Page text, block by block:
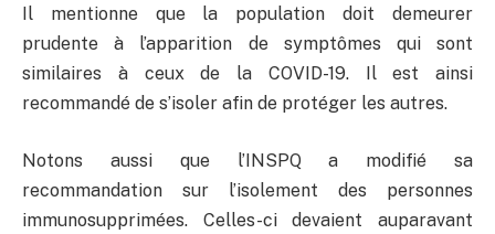
Il mentionne que la population doit demeurer
prudente à l’apparition de symptômes qui sont
similaires à ceux de la COVID-19. Il est ainsi
recommandé de s’isoler afin de protéger les autres.
Notons aussi que l’INSPQ a modifié sa
recommandation sur l’isolement des personnes
immunosupprimées. Celles-ci devaient auparavant